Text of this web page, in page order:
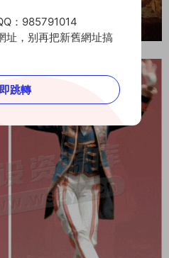
：985791014
址，别再把新舊網址搞
跳轉